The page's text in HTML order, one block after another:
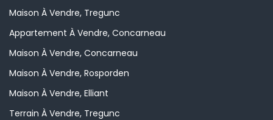
Maison À Vendre, Tregunc
Appartement À Vendre, Concarneau
Maison À Vendre, Concarneau
Maison À Vendre, Rosporden
Maison À Vendre, Elliant
Terrain À Vendre, Tregunc